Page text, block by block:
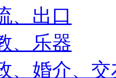
、出口
、乐器
、婚介、交